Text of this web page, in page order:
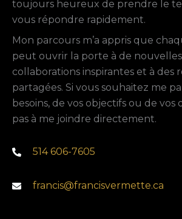
toujours heureux de prendre le
vous répondre rapidement.
Mon parcours m’a appris que
peut ouvrir la porte à de nouvelles
collaborations inspirantes et à des
partagées. Si vous souhaitez me
besoins, de vos objectifs ou de vos
pas à me joindre directement.
514 606-7605
francis@francisvermette.ca